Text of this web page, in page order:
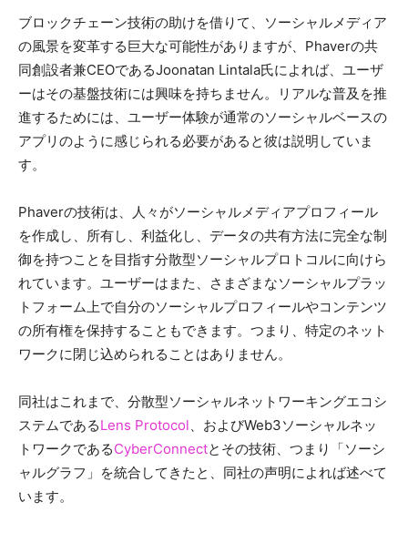
ブロックチェーン技術の助けを借りて、ソーシャルメディア
の風景を変革する巨大な可能性がありますが、Phaverの共
同創設者兼CEOであるJoonatan Lintala氏によれば、ユーザ
ーはその基盤技術には興味を持ちません。リアルな普及を推
進するためには、ユーザー体験が通常のソーシャルベースの
アプリのように感じられる必要があると彼は説明していま
す。
Phaverの技術は、人々がソーシャルメディアプロフィール
を作成し、所有し、利益化し、データの共有方法に完全な制
御を持つことを目指す分散型ソーシャルプロトコルに向けら
れています。ユーザーはまた、さまざまなソーシャルプラッ
トフォーム上で自分のソーシャルプロフィールやコンテンツ
の所有権を保持することもできます。つまり、特定のネット
ワークに閉じ込められることはありません。
同社はこれまで、分散型ソーシャルネットワーキングエコシ
ステムであるLens Protocol 、およびWeb3ソーシャルネッ
トワークであるCyberConnectとその技術、つまり「ソーシ
ャルグラフ」を統合してきたと、同社の声明によれば述べて
います。